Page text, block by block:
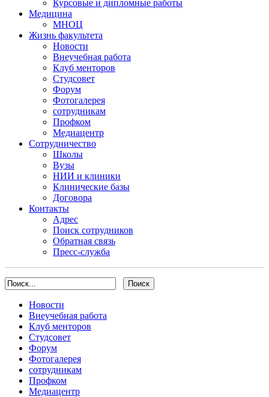
Курсовые и дипломные работы
Медицина
МНОЦ
Жизнь факультета
Новости
Внеучебная работа
Клуб менторов
Студсовет
Форум
Фотогалерея
сотрудникам
Профком
Медиацентр
Сотрудничество
Школы
Вузы
НИИ и клиники
Клинические базы
Договора
Контакты
Адрес
Поиск сотрудников
Обратная связь
Пресс-служба
Новости
Внеучебная работа
Клуб менторов
Студсовет
Форум
Фотогалерея
сотрудникам
Профком
Медиацентр